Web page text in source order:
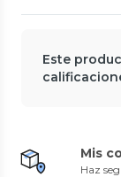
Este
Mis
Haz